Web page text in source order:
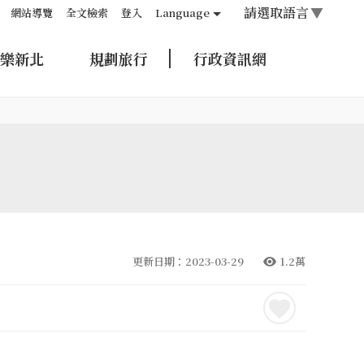
網站導覽 全文檢索 登入 Language 請選取語言▼
新北 規劃旅行 行政資訊網
更新日期：2023-03-29 1.2萬